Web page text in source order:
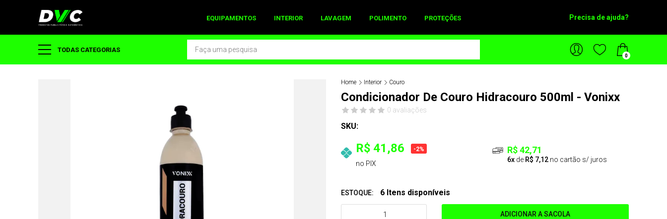
EQUIPAMENTOS INTERIOR LAVAGEM POLIMENTO PROTEÇÕES Precisa de ajuda?
TODAS CATEGORIAS
0
Home Interior Couro
Condicionador De Couro Hidracouro 500ml - Vonixx
0 avaliações
SKU:
R$ 41,86 -2%
no PIX
R$ 42,71
6x de R$ 7,12 no cartão s/ juros
ESTOQUE: 6 Itens disponíveis
ADICIONAR A SACOLA